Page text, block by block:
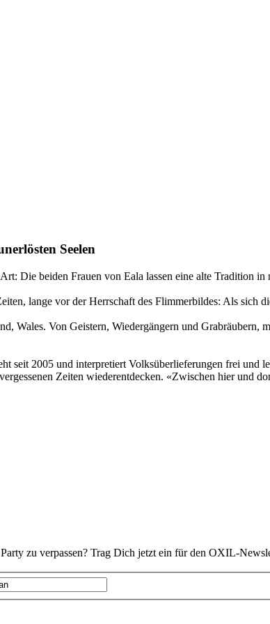
Seelen
Die beiden Frauen von Eala lassen eine alte Tradition
lange vor der Herrschaft des Flimmerbildes: Als sich
Wales. Von Geistern, Wiedergängern und
seit 2005 und interpretiert Volksüberlieferungen frei
Zeiten wiederentdecken. «Zwischen hier und
zu verpassen? Trag Dich jetzt ein für den OXIL-